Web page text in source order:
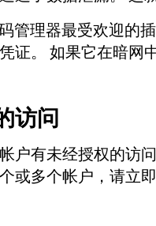
管理器最受欢迎的
证。 如果它在暗网
访问
户有未经授权的访
或多个帐户，请立